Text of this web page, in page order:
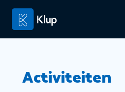
Activiteiten